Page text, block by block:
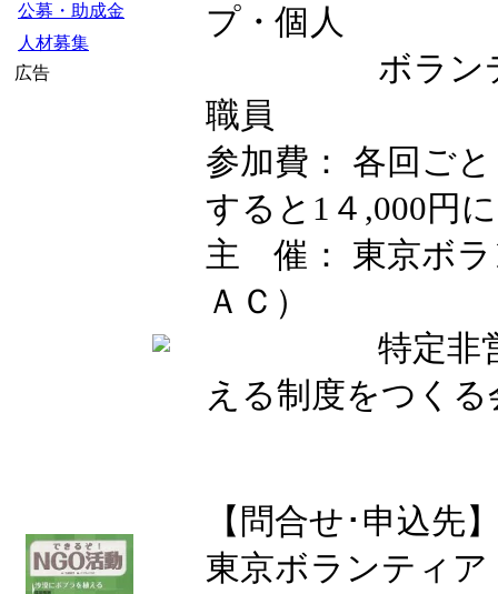
公募・助成金
人材募集
広告
プ・個人
ボランティア
職員
参加費： 各回ご
すると1４,000円
主 催： 東京ボラ
ＡＣ）
特定非営利活
える制度をつく
【問合せ･申込先
東京ボランティ